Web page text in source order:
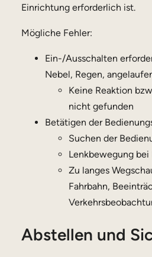
Einrichtung erforderlich ist.
Mögliche Fehler:
Ein-/Ausschalten
Nebel, Regen,
Keine Reaktion
nicht gefunden
Betätigen der
Suchen der
Lenkbewegung bei
Zu langes
Fahrbahn,
Abstellen und